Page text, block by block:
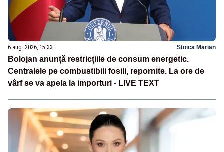
6 aug. 2026, 15:33 Stoica Marian
Bolojan anunță restricțiile de consum energetic.
Centralele pe combustibili fosili, repornite. La ore de
vârf se va apela la importuri - LIVE TEXT